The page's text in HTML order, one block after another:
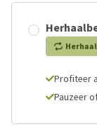
Herhaal
Profiteer
Pauzeer